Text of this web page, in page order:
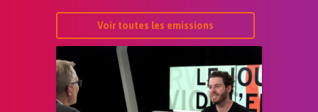
Voir toutes les emissions